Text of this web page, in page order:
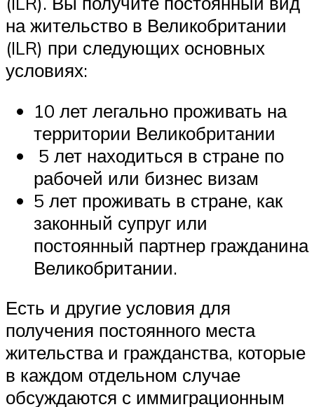
на жительство в Великобритании
(ILR) при следующих основных
условиях:
10 лет легально проживать на
территории Великобритании
5 лет находиться в стране по
рабочей или бизнес визам
5 лет проживать в стране, как
законный супруг или
постоянный партнер гражданина
Великобритании.
Есть и другие условия для
получения постоянного места
жительства и гражданства, которые
в каждом отдельном случае
обсуждаются с иммиграционным